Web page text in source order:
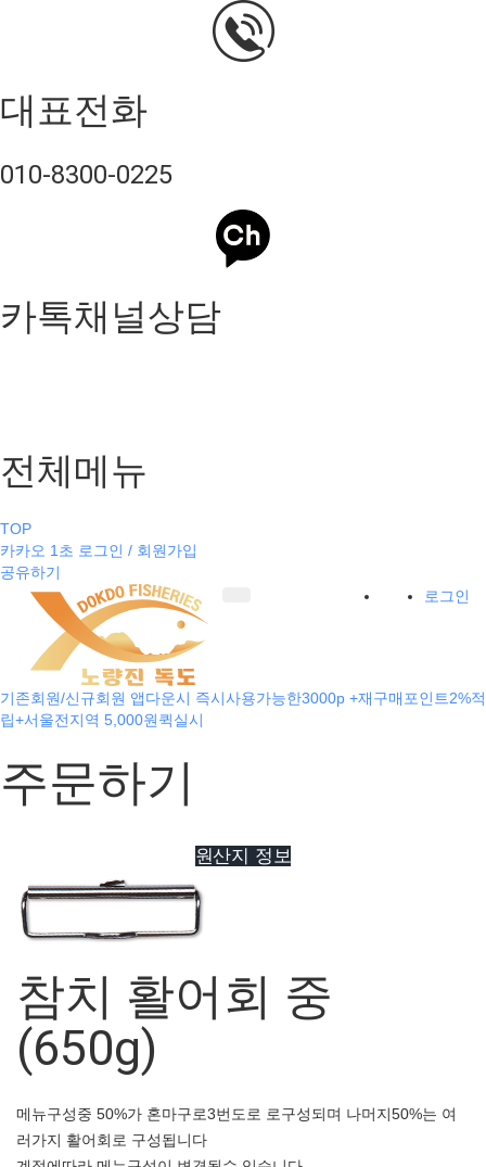
대표전화
010-8300-0225
카톡채널상담
전체메뉴
TOP
카카오 1초 로그인 / 회원가입
공유하기
로그인
기존회원/신규회원 앱다운시 즉시사용가능한3000p +재구매포인트2%적
립+서울전지역 5,000원퀵실시
주문하기
원산지 정보
참치 활어회 중
(650g)
메뉴구성중 50%가 혼마구로3번도로 로구성되며 나머지50%는 여
러가지 활어회로 구성됩니다